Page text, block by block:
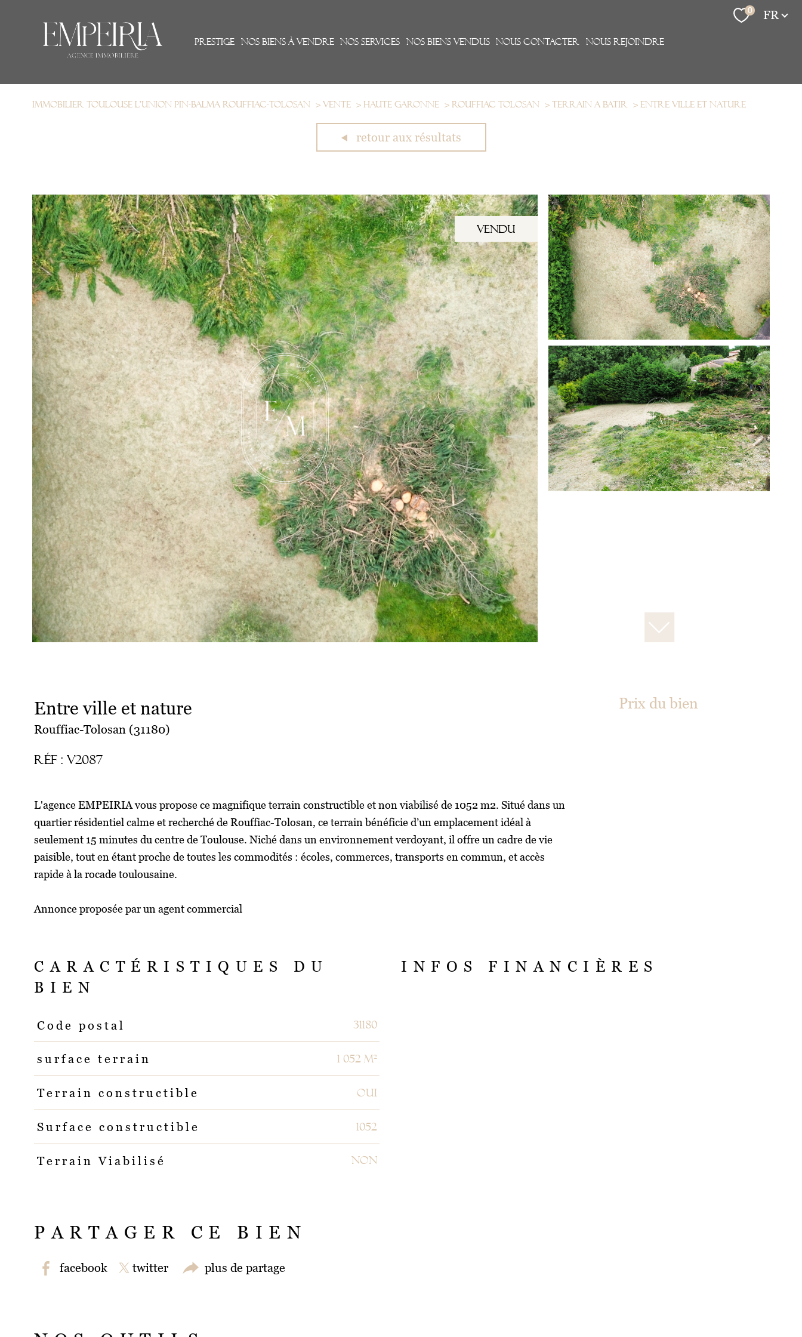
0 Langue
FR
Prestige nos biens à vendre Nos services Nos biens vendus NOUS CONTACTER Nous rejoindre
Immobilier Toulouse L'Union Pin-Balma Rouffiac-Tolosan Vente Haute garonne Rouffiac tolosan Terrain a batir Entre ville et nature
retour aux résultats
vendu
Entre ville et nature
Rouffiac-Tolosan (31180)
Réf : V2087
L'agence EMPEIRIA vous propose ce magnifique terrain constructible et non viabilisé de 1052 m2. Situé dans un
quartier résidentiel calme et recherché de Rouffiac-Tolosan, ce terrain bénéficie d’un emplacement idéal à
seulement 15 minutes du centre de Toulouse. Niché dans un environnement verdoyant, il offre un cadre de vie
paisible, tout en étant proche de toutes les commodités : écoles, commerces, transports en commun, et accès
rapide à la rocade toulousaine.
Annonce proposée par un agent commercial
Prix du bien
CARACTÉRISTIQUES DU
BIEN
Caractéristiques Valeurs
Code postal 31180
surface terrain 1 052 m²
Terrain constructible OUI
Surface constructible 1052
Terrain Viabilisé NON
INFOS FINANCIÈRES
PARTAGER CE BIEN
facebook twitter plus de partage